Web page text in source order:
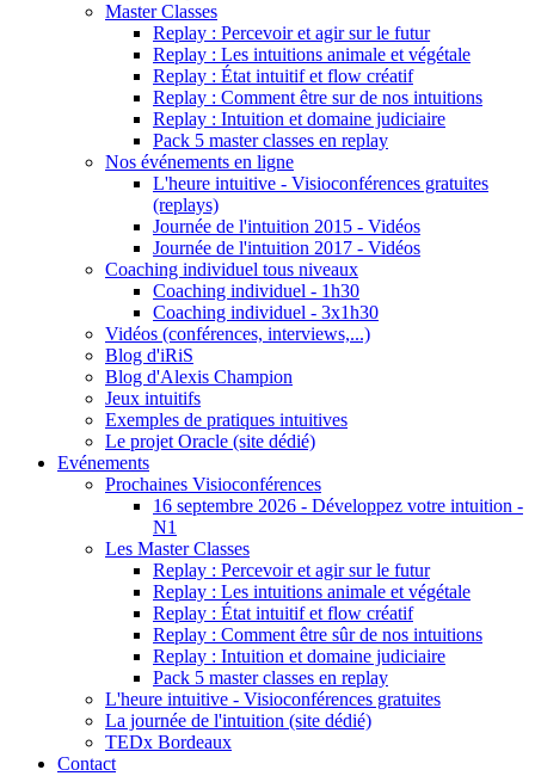
Master Classes
Replay : Percevoir et agir sur le futur
Replay : Les intuitions animale et végétale
Replay : État intuitif et flow créatif
Replay : Comment être sur de nos intuitions
Replay : Intuition et domaine judiciaire
Pack 5 master classes en replay
Nos événements en ligne
L'heure intuitive - Visioconférences gratuites
(replays)
Journée de l'intuition 2015 - Vidéos
Journée de l'intuition 2017 - Vidéos
Coaching individuel tous niveaux
Coaching individuel - 1h30
Coaching individuel - 3x1h30
Vidéos (conférences, interviews,...)
Blog d'iRiS
Blog d'Alexis Champion
Jeux intuitifs
Exemples de pratiques intuitives
Le projet Oracle (site dédié)
Evénements
Prochaines Visioconférences
16 septembre 2026 - Développez votre intuition -
N1
Les Master Classes
Replay : Percevoir et agir sur le futur
Replay : Les intuitions animale et végétale
Replay : État intuitif et flow créatif
Replay : Comment être sûr de nos intuitions
Replay : Intuition et domaine judiciaire
Pack 5 master classes en replay
L'heure intuitive - Visioconférences gratuites
La journée de l'intuition (site dédié)
TEDx Bordeaux
Contact